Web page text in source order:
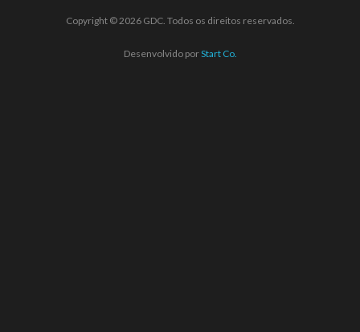
Copyright © 2026 GDC. Todos os direitos reservados.
Desenvolvido porStart Co.